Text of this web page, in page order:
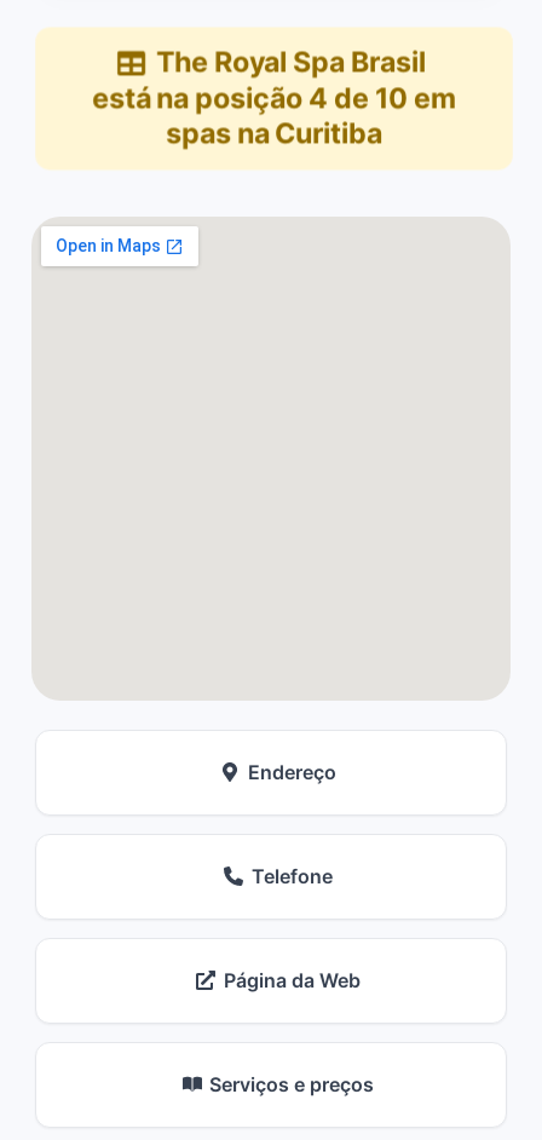
The Royal Spa Brasil
está na posição 4 de 10 em
spas na Curitiba
Endereço
Telefone
Página da Web
Serviços e preços